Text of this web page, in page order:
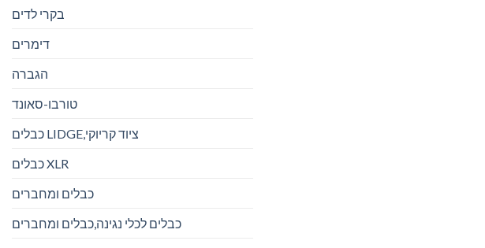
בקרי לדים
דימרים
הגברה
טורבו-סאונד
כבלים LIDGE,ציוד קריוקי
כבלים XLR
כבלים ומחברים
כבלים לכלי נגינה,כבלים ומחברים